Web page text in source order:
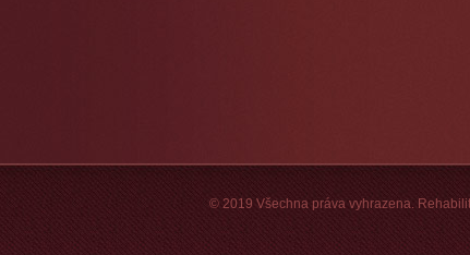
© 2019 Všechna práva vyhrazena.